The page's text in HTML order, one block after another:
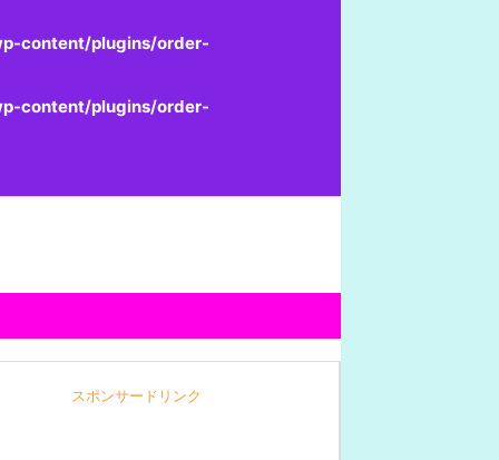
content/plugins/order-
content/plugins/order-
スポンサードリンク